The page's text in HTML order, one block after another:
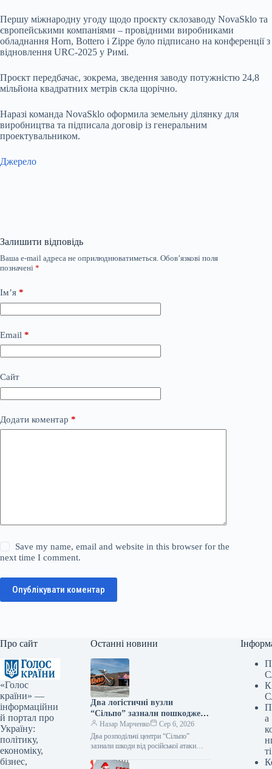
Першу міжнародну угоду щодо проєкту склозаводу NovaSklo та
європейськими компаніями – провідними виробниками
обладнання Horn, Bottero і Zippe було підписано на конференції з
відновлення URC-2025 у Римі.
Проєкт передбачає, зокрема, зведення заводу потужністю 24,8
мільйона квадратних метрів скла щорічно.
Наразі команда NovaSklo оформила земельну ділянку для
виробництва та підписала договір із генеральним
проектувальником.
Джерело
Залишити відповідь
Ваша e-mail адреса не оприлюднюватиметься. Обов’язкові поля
позначені *
Ім’я *
Email *
Сайт
Додати коментар *
Save my name, email and website in this browser for the
next time I comment.
Опублікувати коментар
Про сайт
«Голос
країни» —
інформаційни
й портал про
Україну:
політику,
економіку,
бізнес,
Останні новини
Два логістичні вузли
“Сільпо” зазнали пошкоджень
від російського нападу —
Delo.ua
Назар Марченко
Сер 6, 2026
Два розподільчі центри “Сільпо”
зазнали шкоди від російської атаки
серпня, спалахнули пожежі на двох…
а
ті